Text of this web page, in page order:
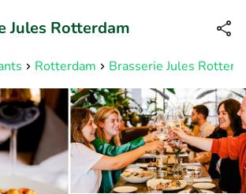
Bereikbaar tot 23:00 uur
Rotterdam Brasserie Jules
Jules Rotterdam